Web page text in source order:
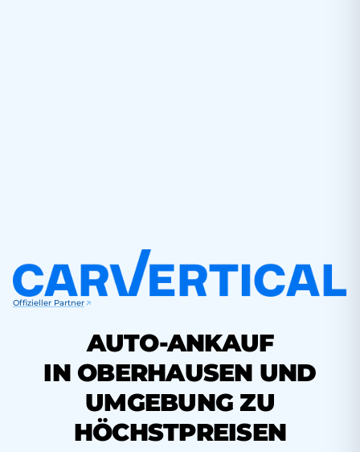
Offizieller Partner
AUTO-ANKAUF
IN OBERHAUSEN UND
UMGEBUNG ZU
HÖCHSTPREISEN